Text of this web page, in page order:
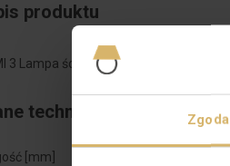
Zgoda
produktu
3 Lampa ścienno-sufitowa czarna
techniczne
[mm]